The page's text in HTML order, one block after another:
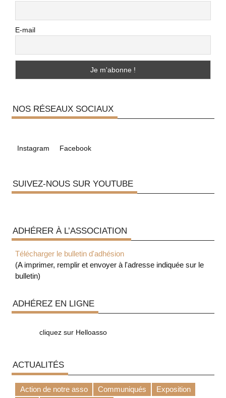
E-mail
NOS RÉSEAUX SOCIAUX
Instagram Facebook
SUIVEZ-NOUS SUR YOUTUBE
ADHÉRER À L’ASSOCIATION
Télécharger le bulletin d'adhésion
(A imprimer, remplir et envoyer à l'adresse indiquée sur le
bulletin)
ADHÉREZ EN LIGNE
cliquez sur Helloasso
ACTUALITÉS
Action de notre asso Communiqués
Exposition